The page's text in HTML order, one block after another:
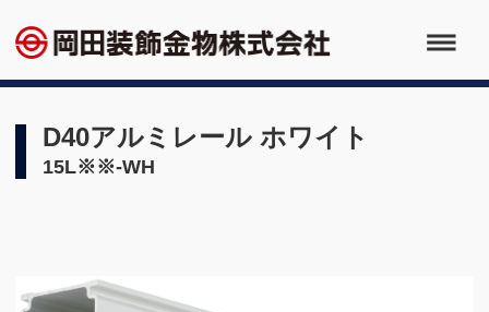
D40アルミレール ホワイト
15L※※-WH